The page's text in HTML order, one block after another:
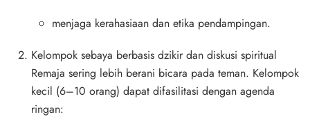
menjaga kerahasiaan dan etika pendampingan.
Kelompok sebaya berbasis dzikir dan diskusi spiritual
Remaja sering lebih berani bicara pada teman. Kelompok
kecil (6–10 orang) dapat difasilitasi dengan agenda
ringan: